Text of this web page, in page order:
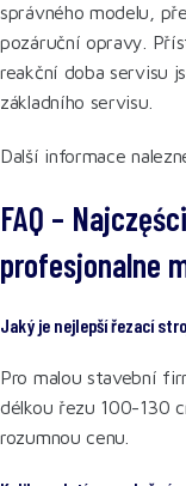
správného modelu,
pozáruční opravy.
reakční doba servisu
základního servisu.
Další informace
FAQ –
profesjonalne
Jaký je nejlepší řezací
Pro malou stavební
délkou řezu 100-130
rozumnou cenu.